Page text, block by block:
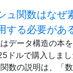
ュ関数はなぜ
する必要があ
データ構造の本
ドルで購入しま
数の説明は、「